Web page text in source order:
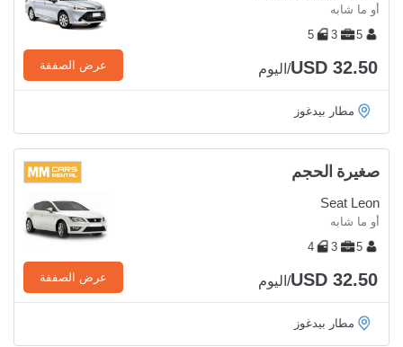
أو ما شابه
5
3
5
USD 32.50/اليوم عرض الصفقة
مطار بيدغوز
صغيرة الحجم
Seat Leon
أو ما شابه
5
3
4
USD 32.50/اليوم عرض الصفقة
مطار بيدغوز